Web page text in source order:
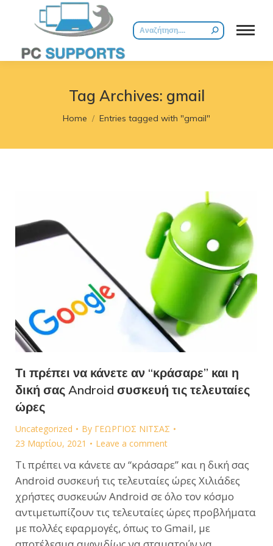
Search:
Tag Archives: gmail
You are here:
Home Entries tagged with "gmail"
Τι πρέπει να κάνετε αν “κράσαρε” και η
δική σας Android συσκευή τις τελευταίες
ώρες
Uncategorized By ΓΕΩΡΓΙΟΣ ΝΙΤΣΑΣ
23 Μαρτίου, 2021
Leave a comment
Τι πρέπει να κάνετε αν “κράσαρε” και η δική σας
Android συσκευή τις τελευταίες ώρες Χιλιάδες
χρήστες συσκευών Android σε όλο τον κόσμο
αντιμετωπίζουν τις τελευταίες ώρες προβλήματα
με πολλές εφαρμογές, όπως το Gmail, με